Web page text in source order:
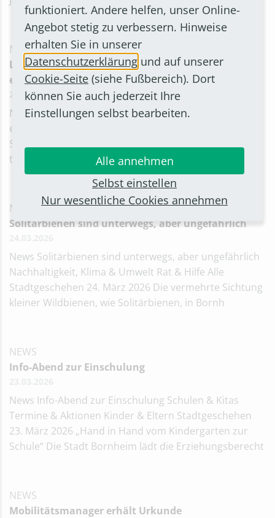
NEWS
Ladeinfrastruktur für städtische E-Fahrzeuge
erweitert
25.03.2026
News Ladeinfrastruktur für städtische E-Fahrzeuge
erweitert Nachhaltigkeit, Klima & Umwelt Verkehr Alle
Stadtgeschehen 25. März 2026 Die Stadt Bornheim
treibt die Elektrifizierung ihres Fuhrparks weit
NEWS
Solitärbienen sind unterwegs, aber ungefährlich
News Solitärbienen sind unterwegs, aber ungefährlich
Nachhaltigkeit, Klima & Umwelt Rat & Hilfe Alle
Stadtgeschehen 24. März 2026 Die vermehrte Sichtung
kleiner Wildbienen, wie Solitärbienen, in Bornh
NEWS
Info-Abend zur Einschulung
News Info-Abend zur Einschulung Schulen & Kitas
Termine & Aktionen Kinder & Eltern Stadtgeschehen
23. März 2026 „Hand in Hand vom Kindergarten zur
Schule“ Die Stadt Bornheim lädt die Erziehungsberecht
NEWS
Mobilitätsmanager erhält Urkunde
funktioniert. Andere helfen, unser Online-
Angebot stetig zu verbessern. Hinweise
erhalten Sie in unserer
Datenschutzerklärung und auf unserer
Cookie-Seite (siehe Fußbereich). Dort
können Sie auch jederzeit Ihre
Einstellungen selbst bearbeiten.
Alle annehmen
Selbst einstellen
Nur wesentliche Cookies annehmen